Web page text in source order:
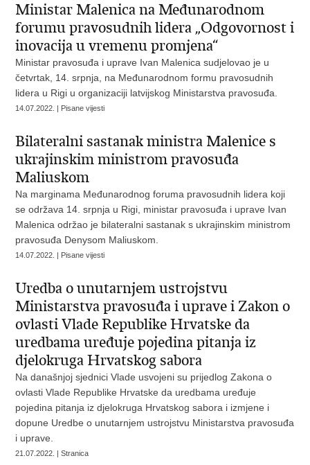
Ministar Malenica na Međunarodnom
forumu pravosudnih lidera „Odgovornost i
inovacija u vremenu promjena“
Ministar pravosuđa i uprave Ivan Malenica sudjelovao je u
četvrtak, 14. srpnja, na Međunarodnom formu pravosudnih
lidera u Rigi u organizaciji latvijskog Ministarstva pravosuđa.
14.07.2022. | Pisane vijesti
Bilateralni sastanak ministra Malenice s
ukrajinskim ministrom pravosuđa
Maliuskom
Na marginama Međunarodnog foruma pravosudnih lidera koji
se održava 14. srpnja u Rigi, ministar pravosuđa i uprave Ivan
Malenica održao je bilateralni sastanak s ukrajinskim ministrom
pravosuđa Denysom Maliuskom.
14.07.2022. | Pisane vijesti
Uredba o unutarnjem ustrojstvu
Ministarstva pravosuđa i uprave i Zakon o
ovlasti Vlade Republike Hrvatske da
uredbama uređuje pojedina pitanja iz
djelokruga Hrvatskog sabora
Na današnjoj sjednici Vlade usvojeni su prijedlog Zakona o
ovlasti Vlade Republike Hrvatske da uredbama uređuje
pojedina pitanja iz djelokruga Hrvatskog sabora i izmjene i
dopune Uredbe o unutarnjem ustrojstvu Ministarstva pravosuđa
i uprave.
21.07.2022. | Stranica